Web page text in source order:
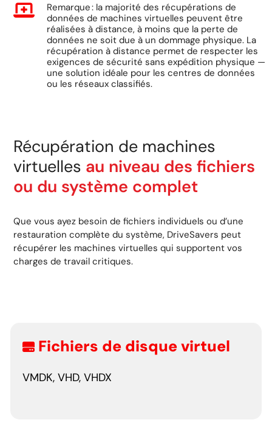
Remarque : la majorité des récupérations de
données de machines virtuelles peuvent être
réalisées à distance, à moins que la perte de
données ne soit due à un dommage physique. La
récupération à distance permet de respecter les
exigences de sécurité sans expédition physique —
une solution idéale pour les centres de données
ou les réseaux classifiés.
Récupération de machines
virtuelles au niveau des fichiers
ou du système complet
Que vous ayez besoin de fichiers individuels ou d’une
restauration complète du système, DriveSavers peut
récupérer les machines virtuelles qui supportent vos
charges de travail critiques.
Fichiers de disque virtuel
VMDK, VHD, VHDX